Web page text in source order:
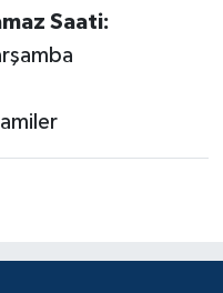
Saati: